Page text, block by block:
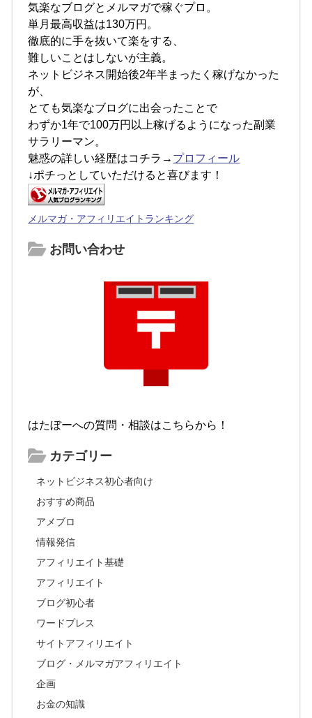
気楽なブログとメルマガで稼ぐプロ。
単月最高収益は130万円。
徹底的に手を抜いて楽をする、
難しいことはしないが主義。
ネットビジネス開始後2年半まったく稼げなかった
が、
とても気楽なブログに出会ったことで
わずか1年で100万円以上稼げるようになった副業
サラリーマン。
魅惑の詳しい経歴はコチラ→ プロフィール
↓ポチっとしていただけると喜びます！
メルマガ・アフィリエイトランキング
お問い合わせ
はたぼーへの質問・相談はこちらから！
カテゴリー
ネットビジネス初心者向け
おすすめ商品
アメブロ
情報発信
アフィリエイト基礎
アフィリエイト
ブログ初心者
ワードプレス
サイトアフィリエイト
ブログ・メルマガアフィリエイト
企画
お金の知識